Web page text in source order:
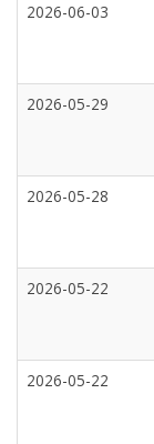
2026-06-03
2026-05-29
2026-05-28
2026-05-22
2026-05-22